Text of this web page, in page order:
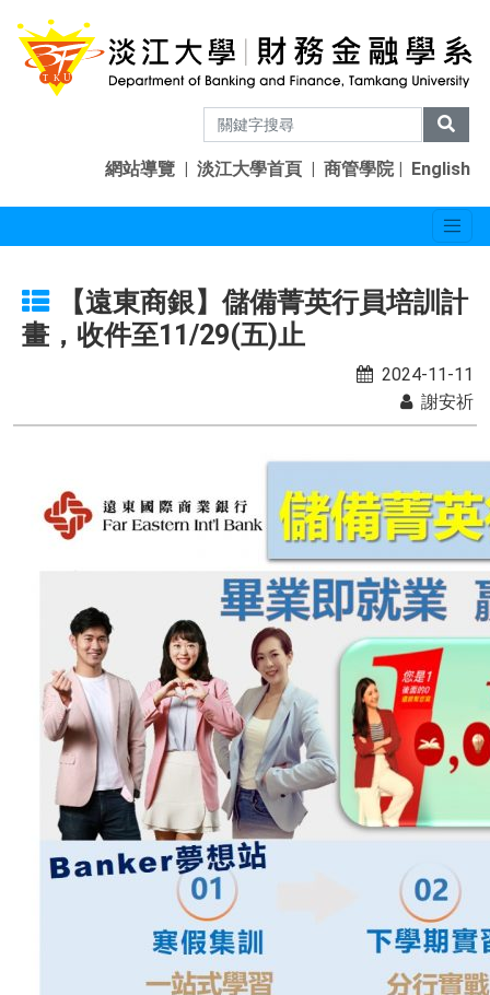
網站導覽 | 淡江大學首頁 | 商管學院| English
【遠東商銀】儲備菁英行員培訓計
畫，收件至11/29(五)止
2024-11-11
謝安祈